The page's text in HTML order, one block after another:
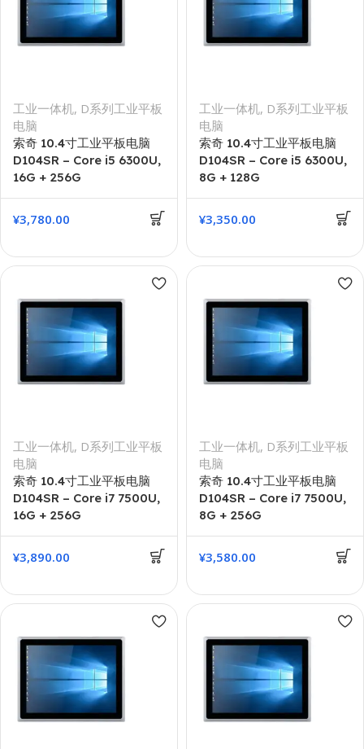
工业一体机, D系列工业平板
电脑
索奇 10.4寸工业平板电脑
D104SR – Core i5 6300U,
16G + 256G
¥3,780.00
工业一体机, D系列工业平板
电脑
索奇 10.4寸工业平板电脑
D104SR – Core i5 6300U,
8G + 128G
¥3,350.00
工业一体机, D系列工业平板
电脑
索奇 10.4寸工业平板电脑
D104SR – Core i7 7500U,
16G + 256G
¥3,890.00
工业一体机, D系列工业平板
电脑
索奇 10.4寸工业平板电脑
D104SR – Core i7 7500U,
8G + 256G
¥3,580.00